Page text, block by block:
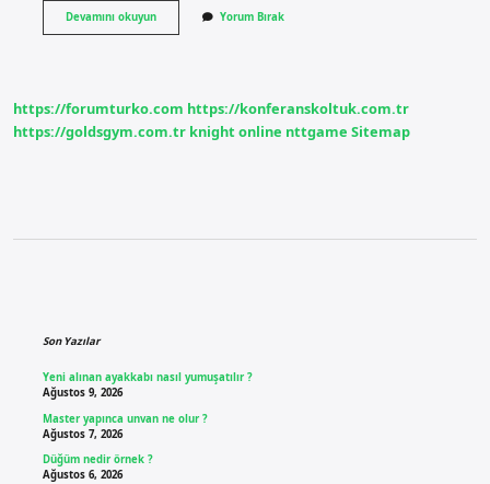
Devamını okuyunKerrat
Cetvelini
Yorum Bırak
https://forumturko.com https://konferanskoltuk.com.tr
https://goldsgym.com.tr knight online nttgame Sitemap
Son Yazılar
Yeni alınan ayakkabı nasıl yumuşatılır ?
Ağustos 9, 2026
Master yapınca unvan ne olur ?
Ağustos 7, 2026
Düğüm nedir örnek ?
Ağustos 6, 2026